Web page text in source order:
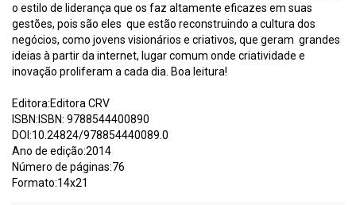
o estilo de liderança que os faz altamente eficazes em suas
gestões, pois são eles que estão reconstruindo a cultura dos
negócios, como jovens visionários e criativos, que geram grandes
ideias à partir da internet, lugar comum onde criatividade e
inovação proliferam a cada dia. Boa leitura!
Editora:Editora CRV
ISBN:ISBN: 9788544400890
DOI:10.24824/978854440089.0
Ano de edição:2014
Número de páginas:76
Formato:14x21